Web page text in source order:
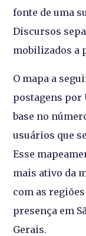
fonte de uma
Discursos
mobilizados a
O mapa a
postagens por
base no
usuários que
Esse
mais ativo da
com as
presença em
Gerais.